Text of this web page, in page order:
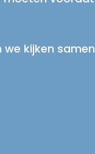
kijken samen